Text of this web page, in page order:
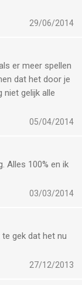
29/06/2014
er meer spellen
dat het door je
niet gelijk alle
05/04/2014
Alles 100% en ik
03/03/2014
gek dat het nu
27/12/2013